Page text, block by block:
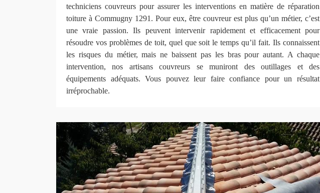
techniciens couvreurs pour assurer les interventions en matière de réparation
toiture à Commugny 1291. Pour eux, être couvreur est plus qu’un métier, c’est
une vraie passion. Ils peuvent intervenir rapidement et efficacement pour
résoudre vos problèmes de toit, quel que soit le temps qu’il fait. Ils connaissent
les risques du métier, mais ne baissent pas les bras pour autant. A chaque
intervention, nos artisans couvreurs se muniront des outillages et des
équipements adéquats. Vous pouvez leur faire confiance pour un résultat
irréprochable.